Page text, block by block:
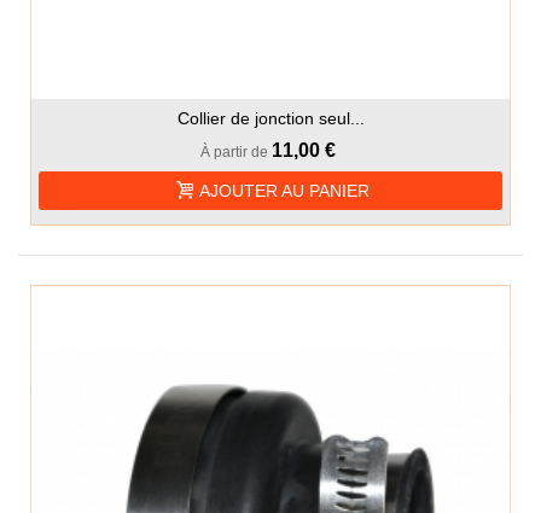
Collier de jonction seul...
À partir de 11,00 €
AJOUTER AU PANIER